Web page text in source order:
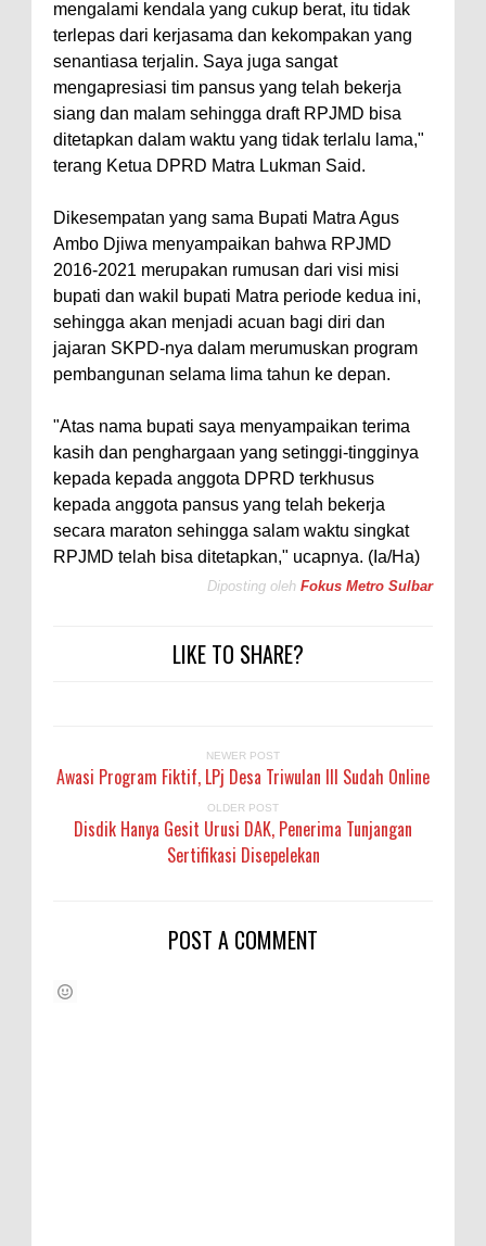
mengalami kendala yang cukup berat, itu tidak
terlepas dari kerjasama dan kekompakan yang
senantiasa terjalin. Saya juga sangat
mengapresiasi tim pansus yang telah bekerja
siang dan malam sehingga draft RPJMD bisa
ditetapkan dalam waktu yang tidak terlalu lama,"
terang Ketua DPRD Matra Lukman Said.
Dikesempatan yang sama Bupati Matra Agus
Ambo Djiwa menyampaikan bahwa RPJMD
2016-2021 merupakan rumusan dari visi misi
bupati dan wakil bupati Matra periode kedua ini,
sehingga akan menjadi acuan bagi diri dan
jajaran SKPD-nya dalam merumuskan program
pembangunan selama lima tahun ke depan.
"Atas nama bupati saya menyampaikan terima
kasih dan penghargaan yang setinggi-tingginya
kepada kepada anggota DPRD terkhusus
kepada anggota pansus yang telah bekerja
secara maraton sehingga salam waktu singkat
RPJMD telah bisa ditetapkan," ucapnya. (Ia/Ha)
Diposting oleh Fokus Metro Sulbar
LIKE TO SHARE?
NEWER POST
Awasi Program Fiktif, LPj Desa Triwulan III Sudah Online
OLDER POST
Disdik Hanya Gesit Urusi DAK, Penerima Tunjangan
Sertifikasi Disepelekan
POST A COMMENT